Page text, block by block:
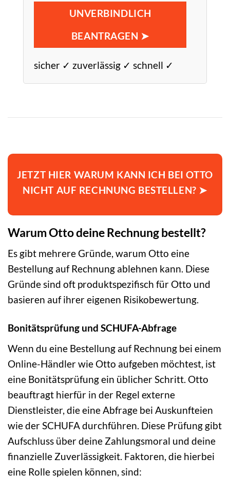
UNVERBINDLICH
BEANTRAGEN ➤
sicher ✓ zuverlässig ✓ schnell ✓
JETZT HIER WARUM KANN ICH BEI OTTO
NICHT AUF RECHNUNG BESTELLEN? ➤
Warum Otto deine Rechnung bestellt?
Es gibt mehrere Gründe, warum Otto eine
Bestellung auf Rechnung ablehnen kann. Diese
Gründe sind oft produktspezifisch für Otto und
basieren auf ihrer eigenen Risikobewertung.
Bonitätsprüfung und SCHUFA-Abfrage
Wenn du eine Bestellung auf Rechnung bei einem
Online-Händler wie Otto aufgeben möchtest, ist
eine Bonitätsprüfung ein üblicher Schritt. Otto
beauftragt hierfür in der Regel externe
Dienstleister, die eine Abfrage bei Auskunfteien
wie der SCHUFA durchführen. Diese Prüfung gibt
Aufschluss über deine Zahlungsmoral und deine
finanzielle Zuverlässigkeit. Faktoren, die hierbei
eine Rolle spielen können, sind: